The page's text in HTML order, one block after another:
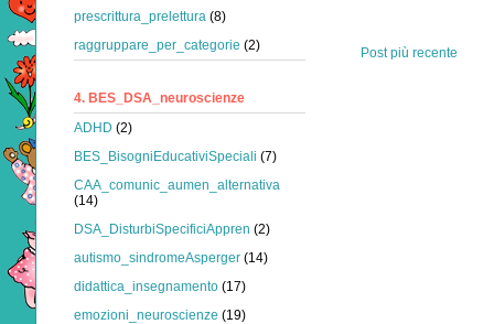
Post più recente
prescrittura_prelettura (8)
raggruppare_per_categorie (2)
4. BES_DSA_neuroscienze
ADHD (2)
BES_BisogniEducativiSpeciali (7)
CAA_comunic_aumen_alternativa
(14)
DSA_DisturbiSpecificiAppren (2)
autismo_sindromeAsperger (14)
didattica_insegnamento (17)
emozioni_neuroscienze (19)